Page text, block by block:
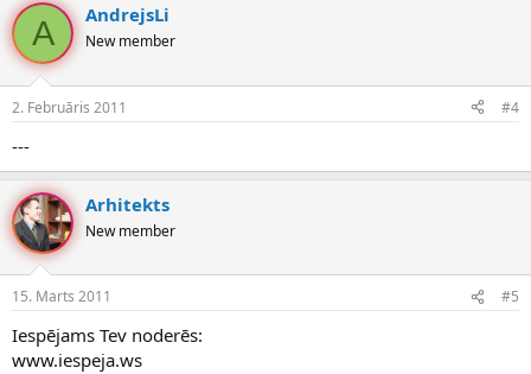
A AndrejsLi
New member
2. Februāris 2011 #4
---
Arhitekts
New member
15. Marts 2011 #5
Iespējams Tev noderēs:
www.iespeja.ws